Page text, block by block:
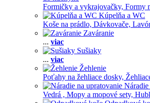
Formičky a vykrajovačky, Formy
Kúpelňa a WC
Koše na prádlo, Dávkovače,
Zaváranie
... viac
Sušiaky
... viac
Žehlenie
Poťahy na žehliace dosky,
Vedrá , Mopy a mopové sety,